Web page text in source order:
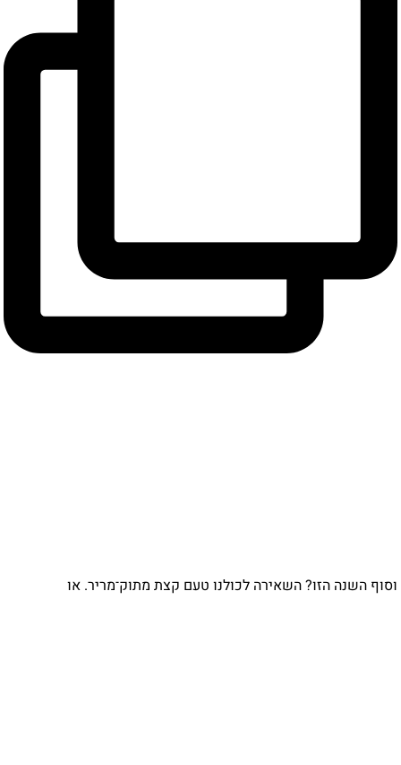
וסוף השנה הזו? השאירה לכולנו טעם קצת מתוק־מריר. או